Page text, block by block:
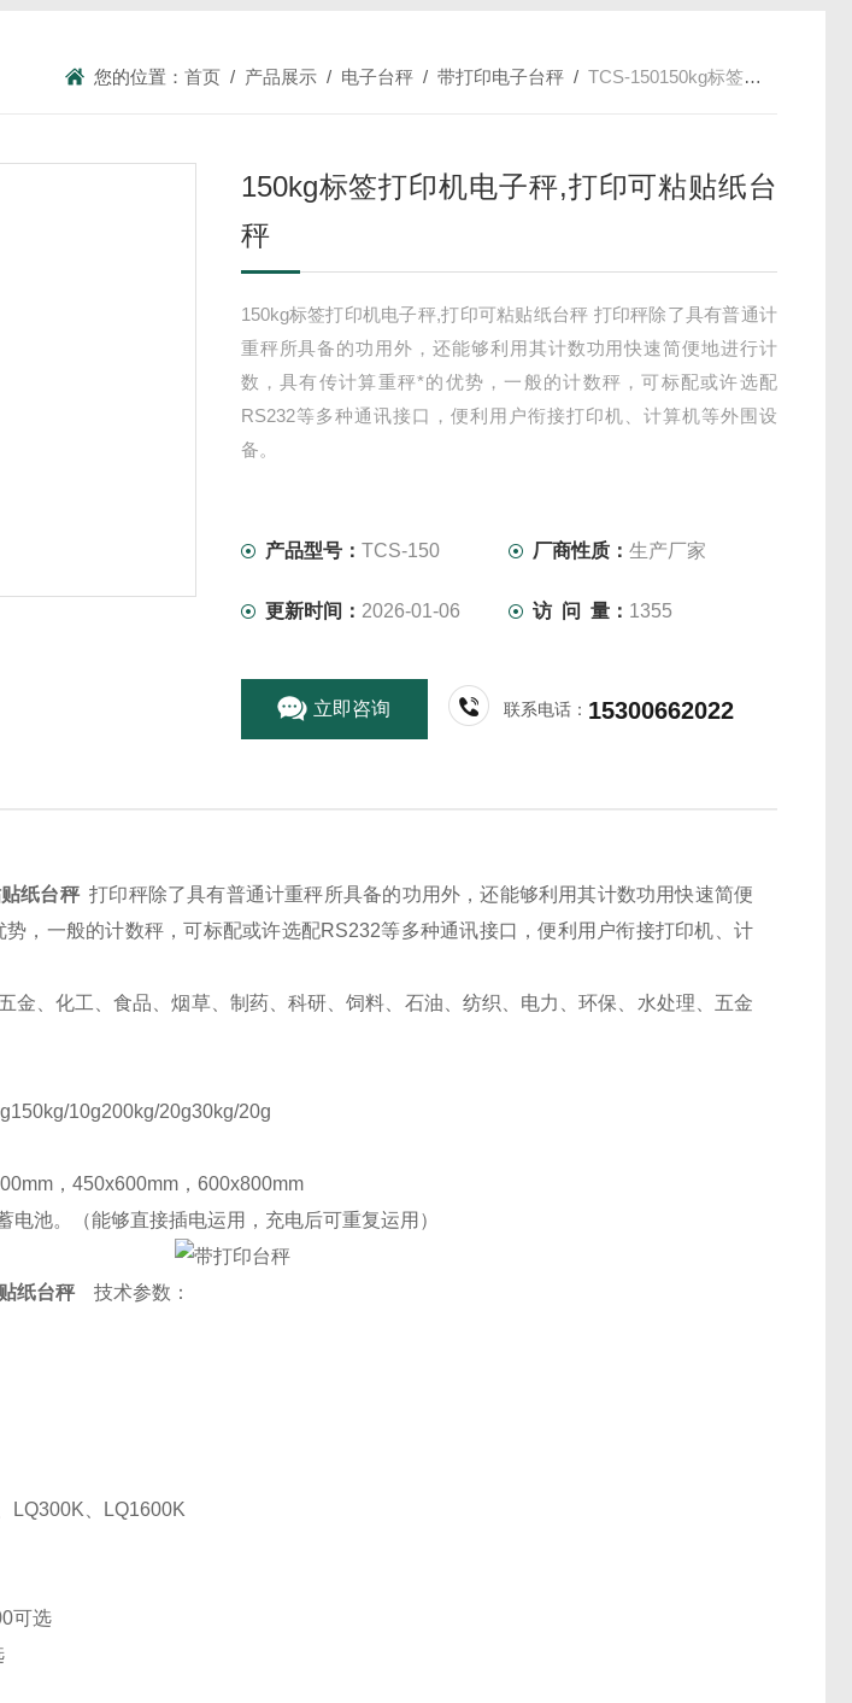
您的位置：首页 / 产品展示 / 电子台秤 /带打印电子台秤 /TCS-150150kg标签打印机电子秤,打印可粘贴纸台秤
150kg标签打印机电子秤,打印可粘贴纸台
秤
150kg标签打印机电子秤,打印可粘贴纸台秤 打印秤除了具有普通计
重秤所具备的功用外，还能够利用其计数功用快速简便地进行计
数，具有传计算重秤*的优势，一般的计数秤，可标配或许选配
RS232等多种通讯接口，便利用户衔接打印机、计算机等外围设
备。
化生产线等领域。
产品型号： TCS-150 厂商性质：生产厂家
更新时间： 2026-01-06 访 问 量： 1355
立即咨询 联系电话： 15300662022
纸台秤打印秤除了具有普通计重秤所具备的功用外，还能够利用其计数功用快速简便
，一般的计数秤，可标配或许选配RS232等多种通讯接口，便利用户衔接打印机、计
、化工、食品、烟草、制药、科研、饲料、石油、纺织、电力、环保、水处理、五金
10g200kg/20g30kg/20g
，450x600mm，600x800mm
池。（能够直接插电运用，充电后可重复运用）
纸台秤技术参数：
LQ300K、LQ1600K
可选